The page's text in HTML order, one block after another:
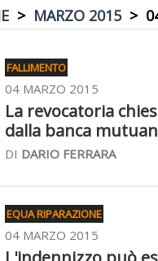
> MARZO 2015> 04
FALLIMENTO
04 MARZO 2015
La revocatoria
dalla banca
DI DARIO FERRARA
EQUA RIPARAZIONE
04 MARZO 2015